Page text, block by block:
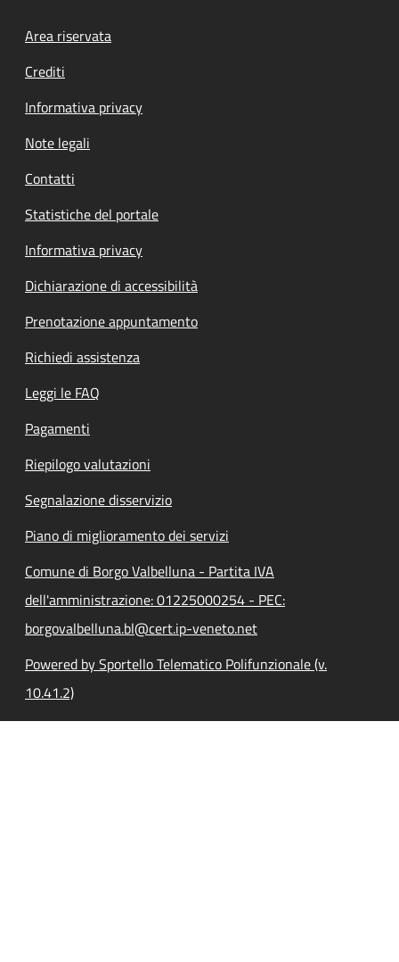
Footer menu
Area riservata
Crediti
Informativa privacy
Note legali
Contatti
Statistiche del portale
Informativa privacy
Dichiarazione di accessibilità
Prenotazione appuntamento
Richiedi assistenza
Leggi le FAQ
Pagamenti
Riepilogo valutazioni
Segnalazione disservizio
Piano di miglioramento dei servizi
Comune di Borgo Valbelluna - Partita IVA
dell'amministrazione: 01225000254 - PEC:
borgovalbelluna.bl@cert.ip-veneto.net
Powered by Sportello Telematico Polifunzionale (v.
10.41.2)